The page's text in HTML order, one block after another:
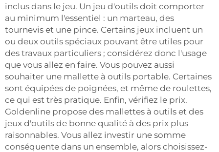
inclus dans le jeu. Un jeu d'outils doit comporter
au minimum l'essentiel : un marteau, des
tournevis et une pince. Certains jeux incluent un
ou deux outils spéciaux pouvant être utiles pour
des travaux particuliers ; considérez donc l'usage
que vous allez en faire. Vous pouvez aussi
souhaiter une mallette à outils portable. Certaines
sont équipées de poignées, et même de roulettes,
ce qui est très pratique. Enfin, vérifiez le prix.
Goldenline propose des mallettes à outils et des
jeux d'outils de bonne qualité à des prix plus
raisonnables. Vous allez investir une somme
conséquente dans un ensemble, alors choisissez-